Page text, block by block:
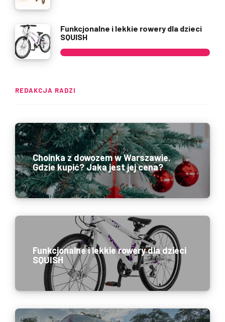
Funkcjonalne i lekkie rowery dla dzieci
SQUISH
REDAKCJA RADZI
Choinka z dowozem w Warszawie.
Gdzie kupić? Jaka jest jej cena?
Funkcjonalne i lekkie rowery dla dzieci
SQUISH